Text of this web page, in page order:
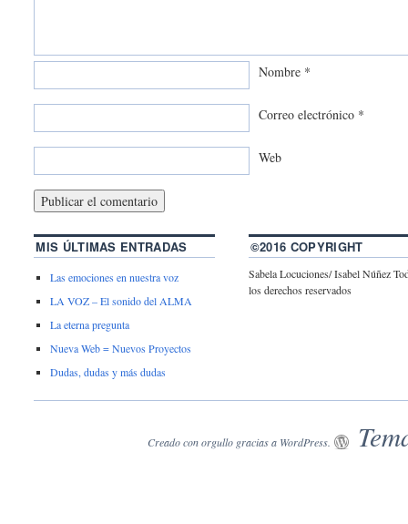
Nombre *
Correo electrónico *
Web
MIS ÚLTIMAS ENTRADAS
Las emociones en nuestra voz
LA VOZ – El sonido del ALMA
La eterna pregunta
Nueva Web = Nuevos Proyectos
Dudas, dudas y más dudas
©2016 COPYRIGHT
Sabela Locuciones/ Isabel Núñez
los derechos reservados
Creado con orgullo gracias a WordPress.